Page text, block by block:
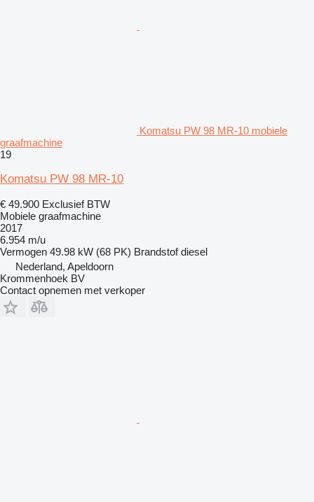
Komatsu PW 98 MR-10 mobiele
graafmachine
19
Komatsu PW 98 MR-10
€ 49.900 Exclusief BTW
Mobiele graafmachine
2017
6.954 m/u
Vermogen 49.98 kW (68 PK) Brandstof diesel
Nederland, Apeldoorn
Krommenhoek BV
Contact opnemen met verkoper